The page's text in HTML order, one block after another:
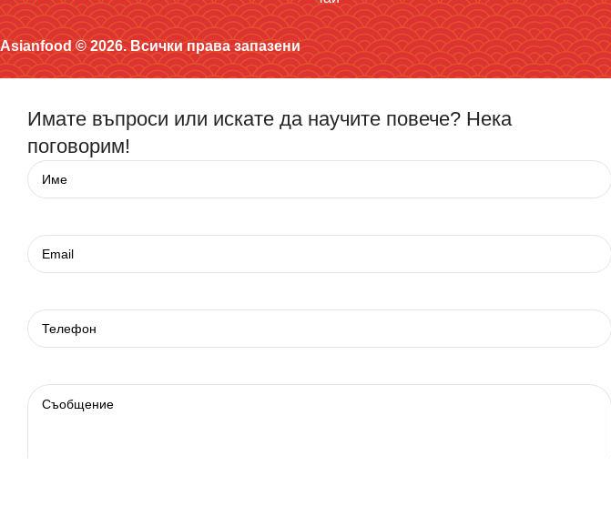
Asianfood © 2026. Всички права запазени
Имате въпроси или искате да научите повече? Нека
поговорим!